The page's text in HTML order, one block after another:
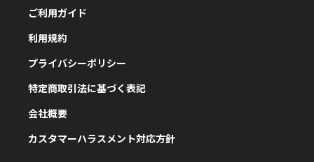
ご利用ガイド
利用規約
プライバシーポリシー
特定商取引法に基づく表記
会社概要
カスタマーハラスメント対応方針